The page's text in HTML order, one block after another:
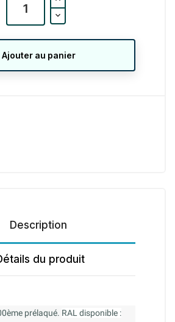
Ajouter au panier
Description
du produit
prélaqué. RAL disponible :